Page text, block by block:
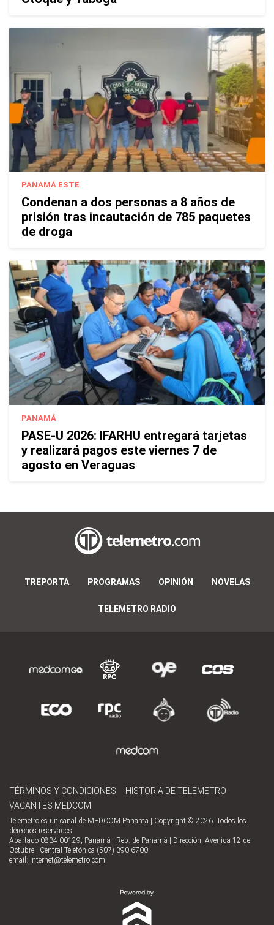
PANAMÁ ESTE
Condenan a dos personas a 8 años de
prisión tras incautación de 785 paquetes
de droga
PANAMÁ
PASE-U 2026: IFARHU entregará tarjetas
y realizará pagos este viernes 7 de
agosto en Veraguas
TREPORTA PROGRAMAS OPINIÓN NOVELAS
TELEMETRO RADIO
TÉRMINOS Y CONDICIONES
HISTORIA DE TELEMETRO
VACANTES MEDCOM
Telemetro es un canal de MEDCOM Panamá | Copyright © 2026. Todos los
derechos reservados.
Apartado 0834-00129, Panamá - Rep. de Panamá | Dirección, Avenida 12 de
Octubre | Central Telefónica (507) 390-6700
email: internet@telemetro.com